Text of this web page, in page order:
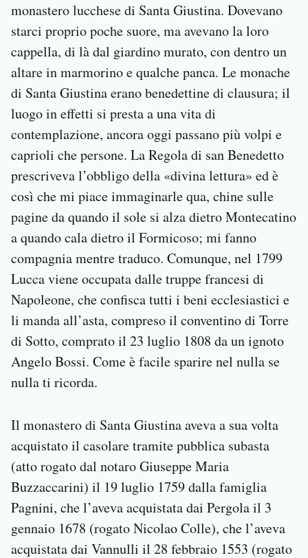
monastero lucchese di Santa Giustina. Dovevano
starci proprio poche suore, ma avevano la loro
cappella, di là dal giardino murato, con dentro un
altare in marmorino e qualche panca. Le monache
di Santa Giustina erano benedettine di clausura; il
luogo in effetti si presta a una vita di
contemplazione, ancora oggi passano più volpi e
caprioli che persone. La Regola di san Benedetto
prescriveva l’obbligo della «divina lettura» ed è
così che mi piace immaginarle qua, chine sulle
pagine da quando il sole si alza dietro Montecatino
a quando cala dietro il Formicoso; mi fanno
compagnia mentre traduco. Comunque, nel 1799
Lucca viene occupata dalle truppe francesi di
Napoleone, che confisca tutti i beni ecclesiastici e
li manda all’asta, compreso il conventino di Torre
di Sotto, comprato il 23 luglio 1808 da un ignoto
Angelo Bossi. Come è facile sparire nel nulla se
nulla ti ricorda.
Il monastero di Santa Giustina aveva a sua volta
acquistato il casolare tramite pubblica subasta
(atto rogato dal notaro Giuseppe Maria
Buzzaccarini) il 19 luglio 1759 dalla famiglia
Pagnini, che l’aveva acquistata dai Pergola il 3
gennaio 1678 (rogato Nicolao Colle), che l’aveva
acquistata dai Vannulli il 28 febbraio 1553 (rogato